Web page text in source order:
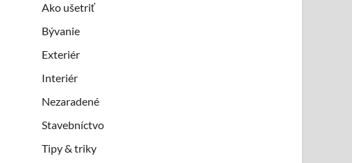
Ako ušetriť
Bývanie
Exteriér
Interiér
Nezaradené
Stavebníctvo
Tipy & triky